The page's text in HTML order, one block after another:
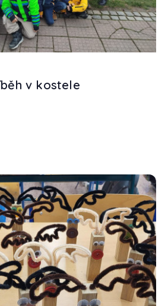
v kostele